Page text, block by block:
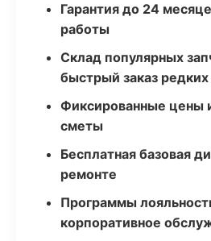
Гарантия до 24
работы
Склад популярных
быстрый заказ редких
Фиксированные цены
сметы
Бесплатная базовая
ремонте
Программы
корпоративное